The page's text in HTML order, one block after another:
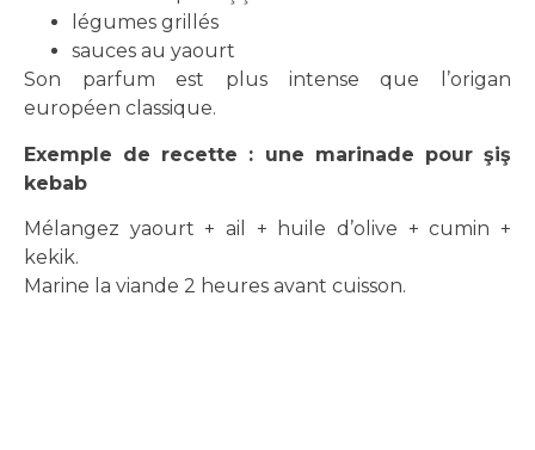
légumes grillés
sauces au yaourt
Son parfum est plus intense que l’origan
européen classique.
Exemple de recette : une marinade pour şiş
kebab
Mélangez yaourt + ail + huile d’olive + cumin +
kekik.
Marine la viande 2 heures avant cuisson.